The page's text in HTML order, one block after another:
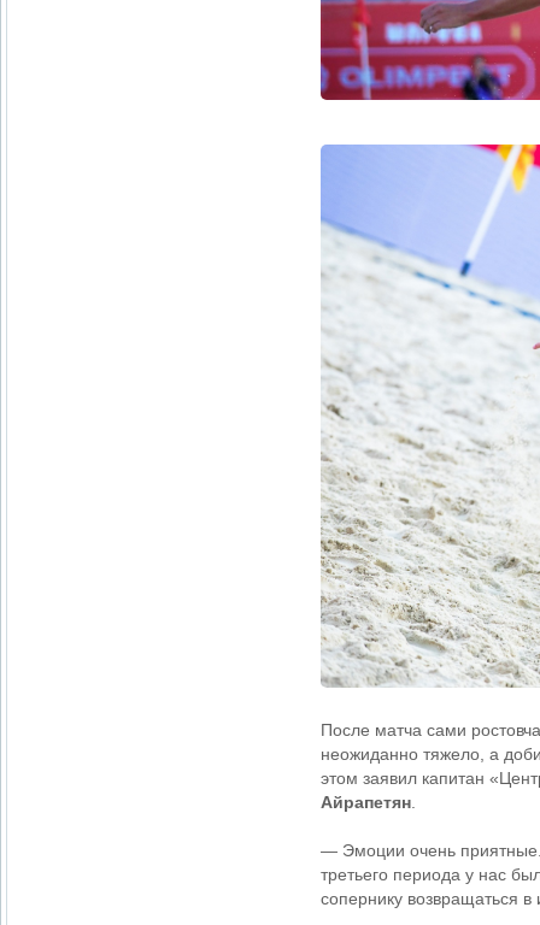
После матча сами
неожиданно тяжело, а
этом заявил капитан
Айрапетян
— Эмоции очень приятные.
третьего периода у нас
сопернику возвращаться в